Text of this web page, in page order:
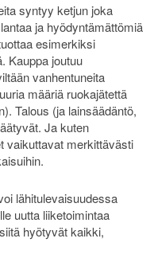
syntyy ketjun joka
ja hyödyntämättömiä
esimerkiksi
Kauppa joutuu
vanhentuneita
määriä ruokajätettä
Talous (ja lainsäädäntö,
Ja kuten
vaikuttavat merkittävästi
lähitulevaisuudessa
uutta liiketoimintaa
hyötyvät kaikki,